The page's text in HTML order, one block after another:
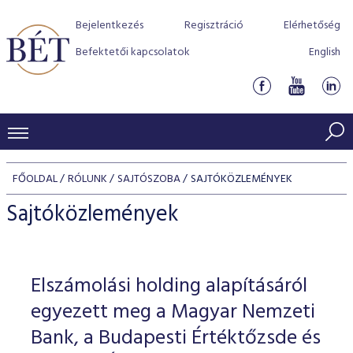
Bejelentkezés Regisztráció
Elérhetőség
Befektetői kapcsolatok
English
KERESKEDÉSI ADATOK
INDEXEK
Jelzáloglevél indexek
Vállalati kötvény indexek
Azonnali Piac
Részvények
Származékos piac
BEFEKTETŐK
Részvény szekció
Hitelpapír szekció
BÉT szabályzatok
Befektetővédelem
Alkalmazott díjstruktúra
Elszámolás
Részvény és vállalati kötvény tőzsdei bevezetését
program
BÉT Xtend - Részvénypiac egyszerűen
TŐZSDETAGOK
Tőzsdetagok, üzletkötők
VENDOROK
FŐOLDAL RÓLUNK SAJTÓSZOBA SAJTÓKÖZLEMÉNYEK
Sajtóközlemények
Elszámolási holding alapításáról
egyezett meg a Magyar Nemzeti
Bank, a Budapesti Értéktőzsde és